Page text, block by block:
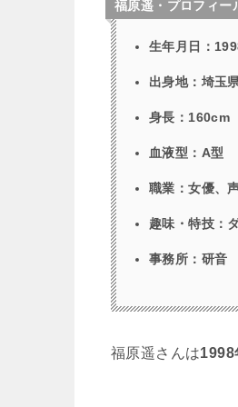
福原遥・プロフィー
生年月日：
出身地：埼玉
身長：160cm
血液型：A型
職業：女優、
趣味・特技：
事務所：研音
福原遥さんは1998